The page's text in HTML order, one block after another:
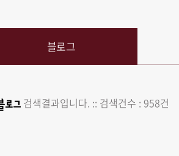
블로그
검색결과입니다. :: 검색건수 : 958건